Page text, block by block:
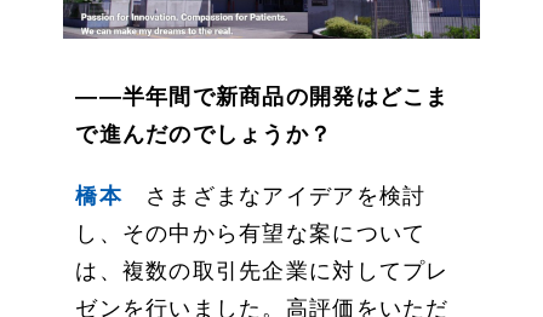
——半年間で新商品の開発はどこま
で進んだのでしょうか？
橋本さまざまなアイデアを検討
し、その中から有望な案について
は、複数の取引先企業に対してプレ
ゼンを行いました。高評価をいただ